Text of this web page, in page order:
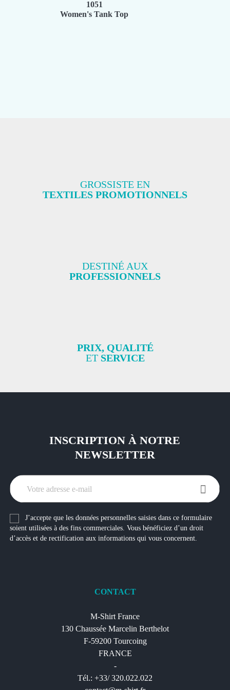
1051
Women's Tank Top
GROSSISTE EN
TEXTILES PROMOTIONNELS
DESTINÉ AUX
PROFESSIONNELS
PRIX, QUALITÉ
ET SERVICE
INSCRIPTION À NOTRE
NEWSLETTER
J’accepte que les données personnelles saisies dans ce formulaire
soient utilisées à des fins commerciales. Vous bénéficiez d’un droit
d’accès et de rectification aux informations qui vous concernent.
CONTACT
M-Shirt France
130 Chaussée Marcelin Berthelot
F-59200 Tourcoing
FRANCE
-
Tél.: +33/ 320.022.022